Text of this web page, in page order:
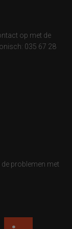
op met de
035 67 28
problemen met